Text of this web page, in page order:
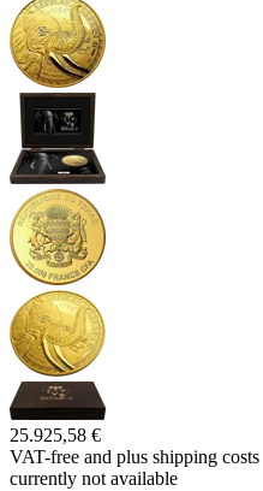
25.925,58 €
VAT-free and plus shipping costs
currently not available